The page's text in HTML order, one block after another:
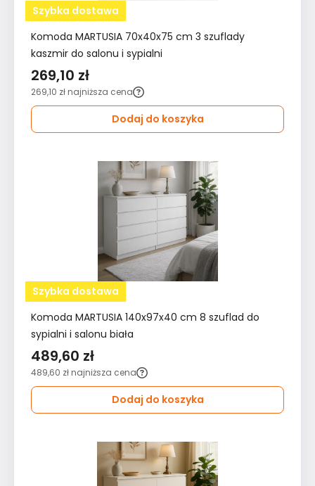
Szybka dostawa
Komoda MARTUSIA 70x40x75 cm 3 szuflady
kaszmir do salonu i sypialni
269,10 zł
269,10 zł najniższa cena
Dodaj do koszyka
Szybka dostawa
Komoda MARTUSIA 140x97x40 cm 8 szuflad do
sypialni i salonu biała
489,60 zł
489,60 zł najniższa cena
Dodaj do koszyka